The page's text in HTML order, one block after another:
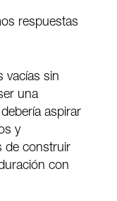
respuestas
vacías sin
una
aspirar
y
de construir
con